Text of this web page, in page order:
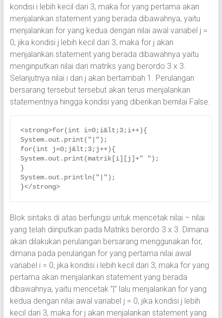
kondisi i lebih kecil dari 3, maka for yang pertama akan
menjalankan statement yang berada dibawahnya, yaitu
menjalankan for yang kedua dengan nilai awal variabel j =
0, jika kondisi j lebih kecil dari 3, maka for j akan
menjalankan statement yang berada dibawahnya yaitu
menginputkan nilai dari matriks yang berordo 3 x 3.
Selanjutnya nilai i dan j akan bertambah 1. Perulangan
bersarang tersebut tersebut akan terus menjalankan
statementnya hingga kondisi yang diberikan bernilai False.
<strong>for(int i=0;i&lt;3;i++){
System.out.print("|");
for(int j=0;j&lt;3;j++){
System.out.print(matrik[i][j]+" ");
}
System.out.println("|");
}</strong>
Blok sintaks di atas berfungsi untuk mencetak nilai – nilai
yang telah diinputkan pada Matriks berordo 3 x 3. Dimana
akan dilakukan perulangan bersarang menggunakan for,
dimana pada perulangan for yang pertama nilai awal
variabel i = 0, jika kondisi i lebih kecil dari 3, maka for yang
pertama akan menjalankan statement yang berada
dibawahnya, yaitu mencetak ”|” lalu menjalankan for yang
kedua dengan nilai awal variabel j = 0, jika kondisi j lebih
kecil dari 3, maka for j akan menjalankan statement yang